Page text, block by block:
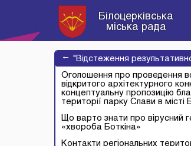
Білоцерківська
міська рада
→ "Відстеження
Оголошення про проведення
відкритого архітектурного
концептуальну пропозицію
території парку Слави в місті
Що варто знати про вірусний
«хвороба Боткіна»
Контакти регіональних